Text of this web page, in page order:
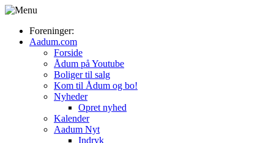
Foreninger:
Aadum.com
Forside
Ådum på Youtube
Boliger til salg
Kom til Ådum og bo!
Nyheder
Opret nyhed
Kalender
Aadum Nyt
Indryk